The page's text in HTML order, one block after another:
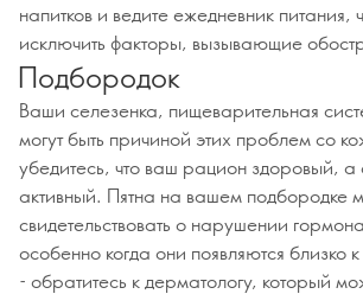
напитков и ведите ежедневник питания,
исключить факторы, вызывающие
Подбородок
Ваши селезенка, пищеварительная
могут быть причиной этих проблем со
убедитесь, что ваш рацион здоровый,
активный. Пятна на вашем подбородке
свидетельствовать о нарушении
особенно когда они появляются близко
- обратитесь к дерматологу, который